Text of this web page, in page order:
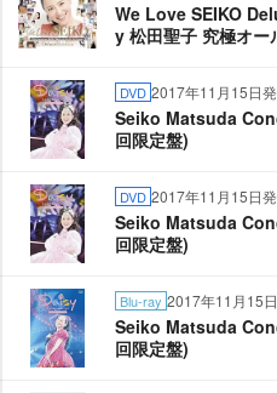
We Love SEIKO
y 松田聖子 究極オ
DVD 2017年11月15日
Seiko Matsuda
回限定盤)
DVD 2017年11月15日
Seiko Matsuda
回限定盤)
Blu-ray 2017年11月15
Seiko Matsuda
回限定盤)